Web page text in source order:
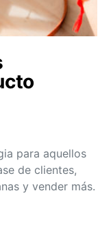
para aquellos
de clientes,
y vender más.